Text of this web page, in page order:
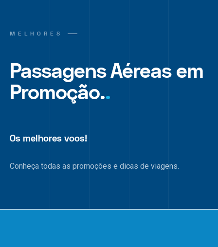
MELHORES
Passagens Aéreas em
Promoção..
Os melhores voos!
Conheça todas as promoções e dicas de viagens.